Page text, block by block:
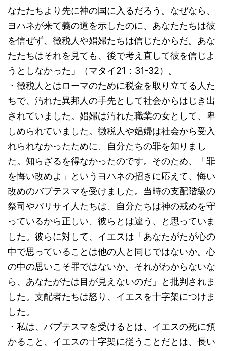
なたたちより先に神の国に入るだろう。なぜなら、
ヨハネが来て義の道を示したのに、あなたたちは彼
を信ぜず、徴税人や娼婦たちは信じたからだ。あな
たたちはそれを見ても、後で考え直して彼を信じよ
うとしなかった」（マタイ21：31-32）。
・徴税人とはローマのために税金を取り立てる人た
ちで、汚れた異邦人の手先として社会からはじき出
されていました。娼婦は汚れた職業の女として、卑
しめられていました。徴税人や娼婦は社会から受入
れられなかったために、自分たちの罪を知りまし
た。知らざるを得なかったのです。そのため、「罪
を悔い改めよ」というヨハネの招きに応えて、悔い
改めのバプテスマを受けました。当時の支配階級の
祭司やパリサイ人たちは、自分たちは神の戒めを守
っているから正しい、彼らとは違う、と思っていま
した。彼らに対して、イエスは「あなたがたが心の
中で思っていることは他の人と同じではないか。心
の中の思いこそ罪ではないか。それがわからないな
ら、あなたがたは目が見えないのだ」と批判されま
した。支配者たちは怒り、イエスを十字架につけま
した。
・私は、バプテスマを受けるとは、イエスの死に預
かること、イエスの十字架に従うことだとは、長い